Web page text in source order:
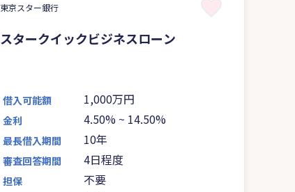
東京スター銀行
スタークイックビジネスローン
借入可能額 1,000万円
金利 4.50% ~ 14.50%
最長借入期間 10年
審査回答期間 4日程度
担保 不要